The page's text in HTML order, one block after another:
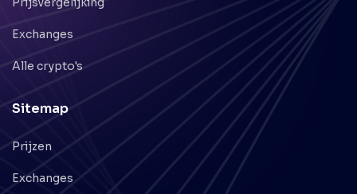
Koop Bitcoin
Koop Cardano
Koop Tether